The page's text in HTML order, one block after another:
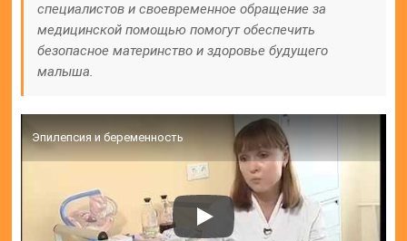
специалистов и своевременное обращение за
медицинской помощью помогут обеспечить
безопасное материнство и здоровье будущего
малыша.
Эпилепсия и беременность